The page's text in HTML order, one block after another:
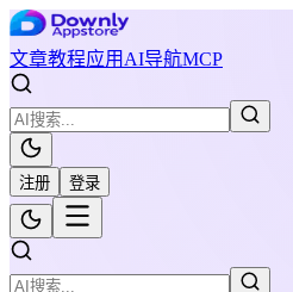
文章教程应用 AI导航MCP
注册 登录